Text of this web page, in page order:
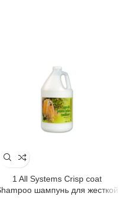
1 All Systems Crisp coat
шампунь для жесткой